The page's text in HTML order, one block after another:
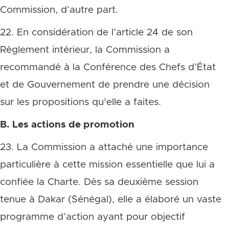
Commission, d’autre part.
22. En considération de l’article 24 de son
Règlement intérieur, la Commission a
recommandé à la Conférence des Chefs d’État
et de Gouvernement de prendre une décision
sur les propositions qu’elle a faites.
B. Les actions de promotion
23. La Commission a attaché une importance
particulière à cette mission essentielle que lui a
confiée la Charte. Dès sa deuxième session
tenue à Dakar (Sénégal), elle a élaboré un vaste
programme d’action ayant pour objectif